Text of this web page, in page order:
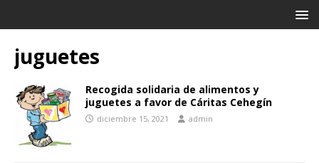
juguetes
Recogida solidaria de alimentos y
juguetes a favor de Cáritas Cehegín
diciembre 15, 2021 admin